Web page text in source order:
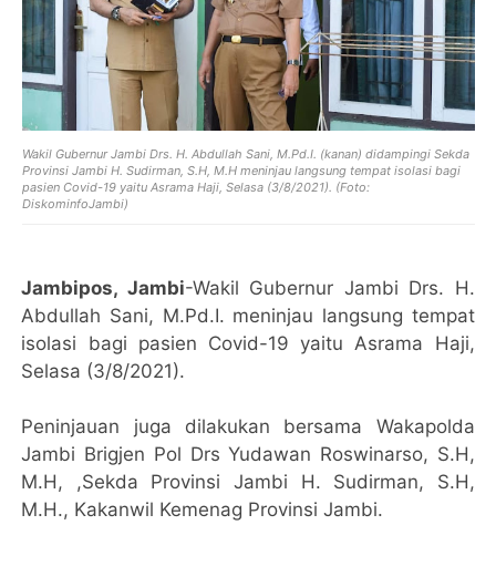
Wakil Gubernur Jambi Drs. H. Abdullah Sani, M.Pd.I. (kanan) didampingi Sekda
Provinsi Jambi H. Sudirman, S.H, M.H meninjau langsung tempat isolasi bagi
pasien Covid-19 yaitu Asrama Haji, Selasa (3/8/2021). (Foto:
DiskominfoJambi)
Jambipos, Jambi-Wakil Gubernur Jambi Drs. H.
Abdullah Sani, M.Pd.I. meninjau langsung tempat
isolasi bagi pasien Covid-19 yaitu Asrama Haji,
Selasa (3/8/2021).
Peninjauan juga dilakukan bersama Wakapolda
Jambi Brigjen Pol Drs Yudawan Roswinarso, S.H,
M.H, ,Sekda Provinsi Jambi H. Sudirman, S.H,
M.H., Kakanwil Kemenag Provinsi Jambi.